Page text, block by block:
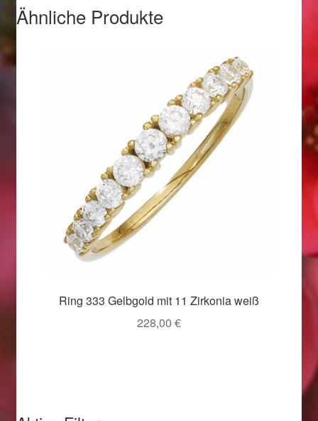
Startseite
Startseite
Valentinstag Geschenke
Vertrag widerrufen
Weihnachtsangebote 2016
Ähnliche Produkte
Ring 333 Gelbgold mit 11 Zirkonia weiß
228,00 €